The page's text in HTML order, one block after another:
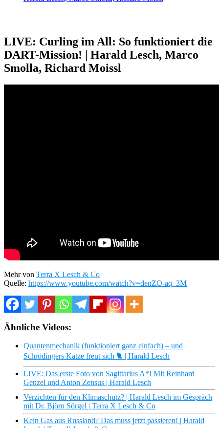
LIVE: Curling im All: So funktioniert die
DART-Mission! | Harald Lesch, Marco
Smolla, Richard Moissl
Mehr von Terra X Lesch & Co
Quelle: https://www.youtube.com/watch?v=denZO-aq_3M
Ähnliche Videos:
Quantenmechanik (funktioniert ganz einfach) – und
Schrödingers Katze freut sich 🐈 | Harald Lesch
LIVE: Das erste Foto von Sagittarius A*! Mit Reinhard
Genzel und Anton Zensus | Harald Lesch
Verzichten für den Klimaschutz? | Harald Lesch im Gespräch
mit Dr. Björn Sörgel | Terra X Lesch & Co
Kein Gas aus Russland? Das muss jetzt passieren! | Harald